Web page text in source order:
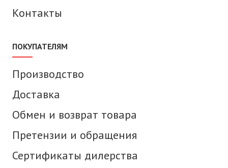
Контакты
ПОКУПАТЕЛЯМ
Производство
Доставка
Обмен и возврат товара
Претензии и обращения
Сертификаты дилерства